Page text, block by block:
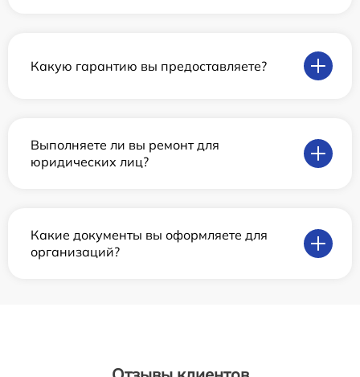
Какую гарантию вы предоставляете?
Выполняете ли вы ремонт для
юридических лиц?
Какие документы вы оформляете для
организаций?